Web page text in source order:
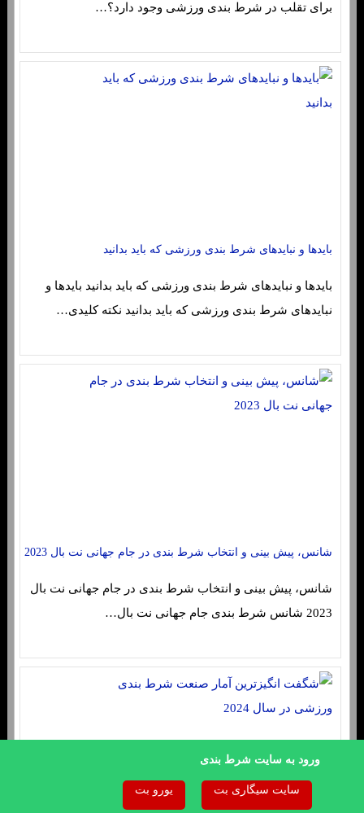
برای تقلب در شرط بندی ورزشی وجود دارد؟…
بایدها و نبایدهای شرط بندی ورزشی که باید بدانید
بایدها و نبایدهای شرط بندی ورزشی که باید بدانید بایدها و
نبایدهای شرط بندی ورزشی که باید بدانید نکته کلیدی…
شانس، پیش بینی و انتخاب شرط بندی در جام جهانی نت بال 2023
شانس، پیش بینی و انتخاب شرط بندی در جام جهانی نت بال
2023 شانس شرط بندی جام جهانی نت بال…
ورود به سایت شرط بندی
سایت سیگاری بت یورو بت